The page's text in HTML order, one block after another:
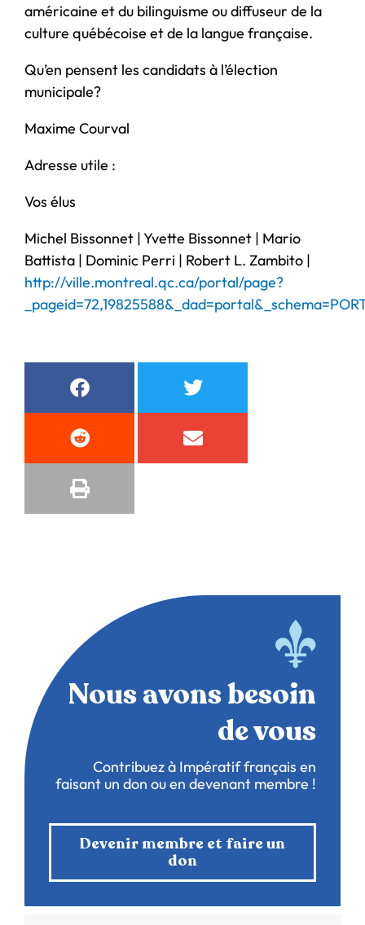
américaine et du bilinguisme ou diffuseur de la
culture québécoise et de la langue française.
Qu’en pensent les candidats à l’élection
municipale?
Maxime Courval
Adresse utile :
Vos élus
Michel Bissonnet | Yvette Bissonnet | Mario
Battista | Dominic Perri | Robert L. Zambito |
http://ville.montreal.qc.ca/portal/page?
Nous avons besoin
de vous
Contribuez à Impératif français en
faisant un don ou en devenant membre !
Devenir membre et faire un
don